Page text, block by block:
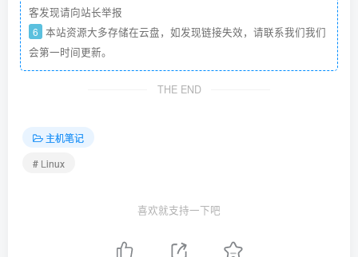
客发现请向站长举报
6 本站资源大多存储在云盘，如发现链接失效，请联系我们我们
会第一时间更新。
THE END
主机笔记
# Linux
喜欢就支持一下吧